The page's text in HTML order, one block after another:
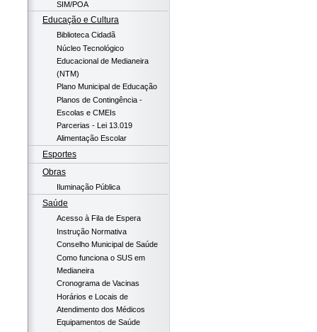
SIM/POA
Educação e Cultura
Biblioteca Cidadã
Núcleo Tecnológico
Educacional de Medianeira
(NTM)
Plano Municipal de Educação
Planos de Contingência -
Escolas e CMEIs
Parcerias - Lei 13.019
Alimentação Escolar
Esportes
Obras
Iluminação Pública
Saúde
Acesso à Fila de Espera
Instrução Normativa
Conselho Municipal de Saúde
Como funciona o SUS em
Medianeira
Cronograma de Vacinas
Horários e Locais de
Atendimento dos Médicos
Equipamentos de Saúde